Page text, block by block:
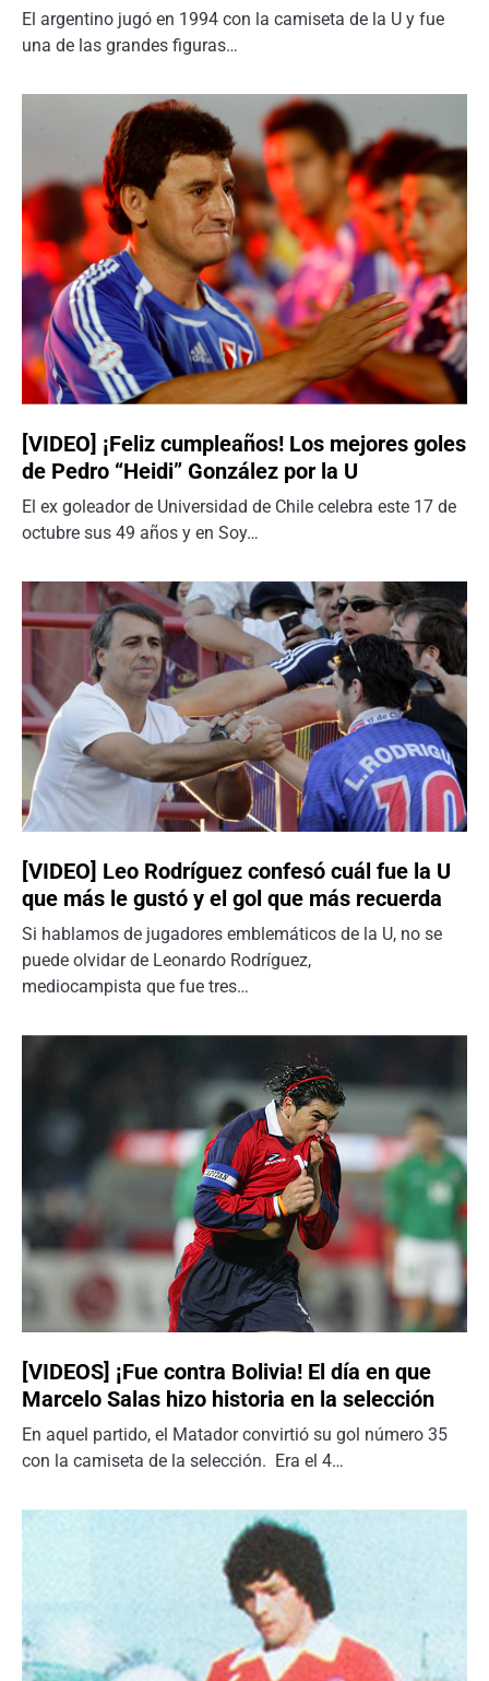
El argentino jugó en 1994 con la camiseta de la U y fue
una de las grandes figuras…
[VIDEO] ¡Feliz cumpleaños! Los mejores goles
de Pedro “Heidi” González por la U
El ex goleador de Universidad de Chile celebra este 17 de
octubre sus 49 años y en Soy…
[VIDEO] Leo Rodríguez confesó cuál fue la U
que más le gustó y el gol que más recuerda
Si hablamos de jugadores emblemáticos de la U, no se
puede olvidar de Leonardo Rodríguez,
mediocampista que fue tres…
[VIDEOS] ¡Fue contra Bolivia! El día en que
Marcelo Salas hizo historia en la selección
En aquel partido, el Matador convirtió su gol número 35
con la camiseta de la selección. Era el 4…